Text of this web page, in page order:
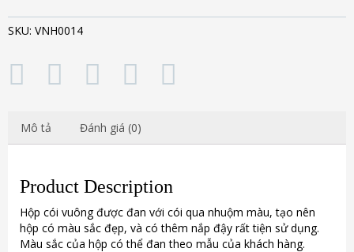
số
lượng
SKU: VNH0014
Mô tả Đánh giá (0)
Product Description
Hộp cói vuông được đan với cói qua nhuộm màu, tạo nên
hộp có màu sắc đẹp, và có thêm nắp đậy rất tiện sử dụng.
Màu sắc của hộp có thể đan theo mẫu của khách hàng.